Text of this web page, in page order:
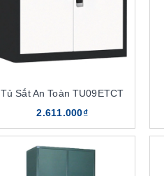
Tủ Sắt An Toàn TU09ETCT
2.611.000₫